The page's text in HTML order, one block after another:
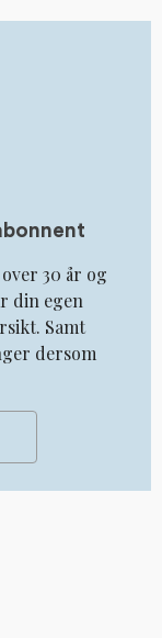
30 år og
din egen
Samt
dersom